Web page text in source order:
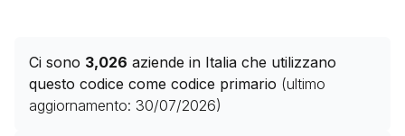
Ci sono 3,026 aziende in Italia che utilizzano
questo codice come codice primario (ultimo
aggiornamento: 30/07/2026)